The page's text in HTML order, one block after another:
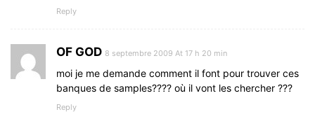
Reply
OF GOD 8 septembre 2009 At 17 h 20 min
moi je me demande comment il font pour trouver ces
banques de samples???? où il vont les chercher ???
Reply